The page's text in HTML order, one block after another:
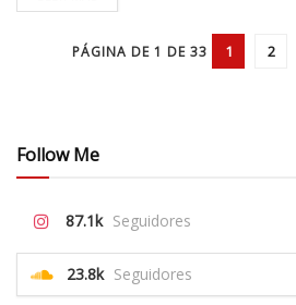
PÁGINA DE 1 DE 33 1 2
Follow Me
87.1k Seguidores
23.8k Seguidores